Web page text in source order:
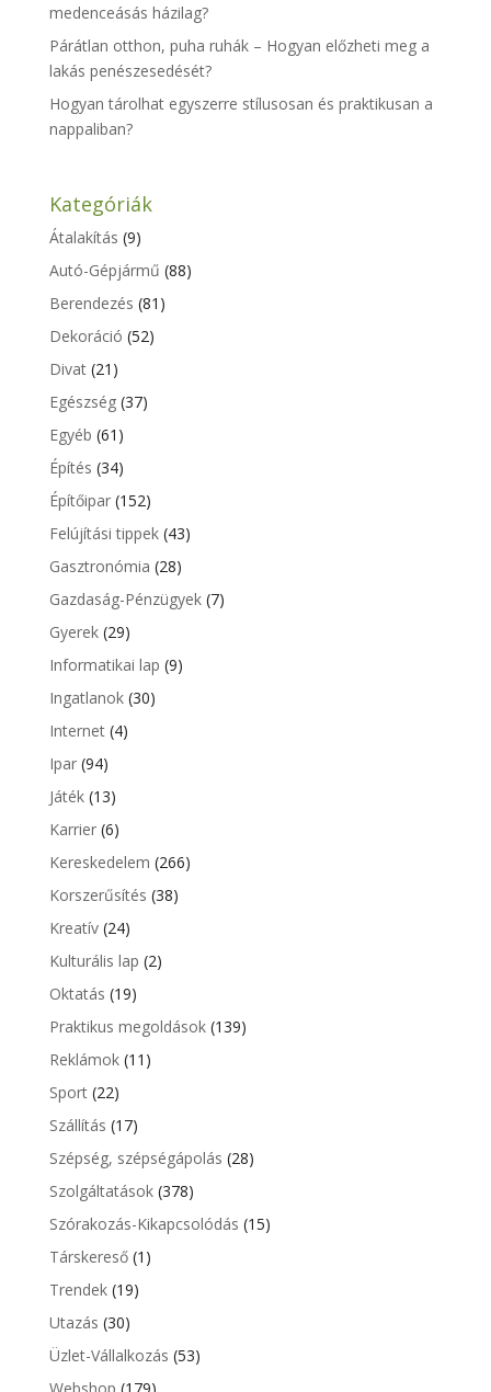
medenceásás házilag?
Párátlan otthon, puha ruhák – Hogyan előzheti meg a
lakás penészesedését?
Hogyan tárolhat egyszerre stílusosan és praktikusan a
nappaliban?
Kategóriák
Átalakítás (9)
Autó-Gépjármű (88)
Berendezés (81)
Dekoráció (52)
Divat(21)
Egészség(37)
Egyéb (61)
Építés (34)
Építőipar(152)
Felújítási tippek(43)
Gasztronómia (28)
Gazdaság-Pénzügyek(7)
Gyerek(29)
Informatikai lap (9)
Ingatlanok(30)
Internet(4)
Ipar(94)
Játék(13)
Karrier(6)
Kereskedelem (266)
Korszerűsítés (38)
Kreatív(24)
Kulturális lap (2)
Oktatás (19)
Praktikus megoldások(139)
Reklámok(11)
Sport(22)
Szállítás (17)
Szépség, szépségápolás (28)
Szolgáltatások(378)
Szórakozás-Kikapcsolódás (15)
Társkereső(1)
Trendek(19)
Utazás (30)
Üzlet-Vállalkozás (53)